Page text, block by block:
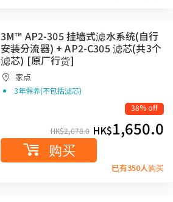
3M™ AP2-305 挂墙式滤水系统(自行
安装分流器) + AP2-C305 滤芯(共3个
滤芯) [原厂行货]
家点
3年保养(不包括滤芯)
38% off
HK$2,678.0 HK$1,650.0
购买
已有350人购买